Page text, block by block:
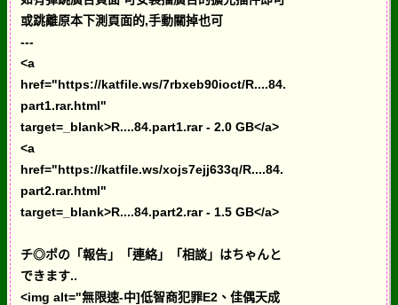
或跳離原本下測頁面的,手動關掉也可
---
<a
href="https://katfile.ws/7rbxeb90ioct/R....84.
part1.rar.html"
target=_blank>R....84.part1.rar - 2.0 GB</a>
<a
href="https://katfile.ws/xojs7ejj633q/R....84.
part2.rar.html"
target=_blank>R....84.part2.rar - 1.5 GB</a>
チ◎ポの「報告」「連絡」「相談」はちゃんと
できます..
<img alt="無限速-中]低智商犯罪E2、佳偶天成